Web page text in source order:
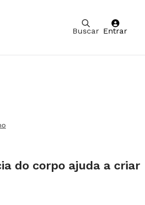
Buscar Entrar
do corpo ajuda a criar